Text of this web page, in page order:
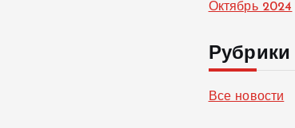
Октябрь 2024
Рубрики
Все новости